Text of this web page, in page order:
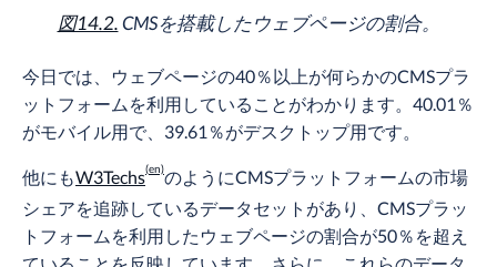
図14.2.CMSを搭載したウェブページの割合。
今日では、ウェブページの40％以上が何らかのCMSプラ
ットフォームを利用していることがわかります。40.01％
がモバイル用で、39.61％がデスクトップ用です。
他にもW3Techs
のようにCMSプラットフォームの市場
シェアを追跡しているデータセットがあり、CMSプラッ
トフォームを利用したウェブページの割合が50％を超え